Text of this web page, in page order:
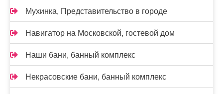
Мухинка, Представительство в городе
Навигатор на Московской, гостевой дом
Наши бани, банный комплекс
Некрасовские бани, банный комплекс